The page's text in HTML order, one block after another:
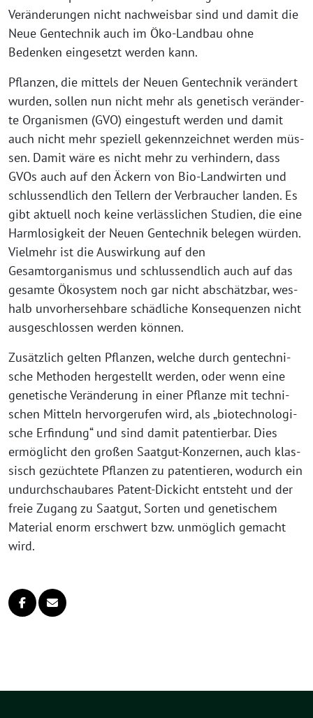
Veränderungen nicht nach­weis­bar sind und damit die
Neue Gentechnik auch im Öko-Landbau ohne
Bedenken ein­ge­setzt wer­den kann.
Pflanzen, die mit­tels der Neuen Gentechnik ver­än­dert
wur­den, sol­len nun nicht mehr als gene­tisch ver­än­der­
te Organismen (GVO) ein­ge­stuft wer­den und damit
auch nicht mehr spe­zi­ell gekenn­zeich­net wer­den müs­
sen. Damit wäre es nicht mehr zu ver­hin­dern, dass
GVOs auch auf den Äckern von Bio-Landwirten und
schluss­end­lich den Tellern der Verbraucher lan­den. Es
gibt aktu­ell noch kei­ne ver­läss­li­chen Studien, die eine
Harmlosigkeit der Neuen Gentechnik bele­gen wür­den.
Vielmehr ist die Auswirkung auf den
Gesamtorganismus und schluss­end­lich auch auf das
gesam­te Ökosystem noch gar nicht abschätz­bar, wes­
halb unvor­her­seh­ba­re schäd­li­che Konsequenzen nicht
aus­ge­schlos­sen wer­den können.
Zusätzlich gel­ten Pflanzen, wel­che durch gen­tech­ni­
sche Methoden her­ge­stellt wer­den, oder wenn eine
gene­ti­sche Veränderung in einer Pflanze mit tech­ni­
schen Mitteln her­vor­ge­ru­fen wird, als „bio­tech­no­lo­gi­
sche Erfindung“ und sind damit paten­tier­bar. Dies
ermög­licht den gro­ßen Saatgut-Konzernen, auch klas­
sisch gezüch­te­te Pflanzen zu paten­tie­ren, wodurch ein
undurch­schau­ba­res Patent-Dickicht ent­steht und der
freie Zugang zu Saatgut, Sorten und gene­ti­schem
Material enorm erschwert bzw. unmög­lich gemacht
wird.